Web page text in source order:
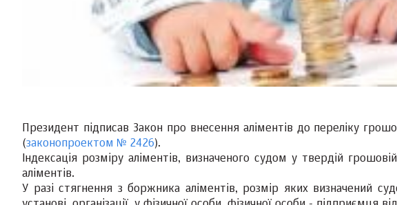
Президент підписав Закон про внесення аліментів до переліку
(законопроектом № 2426).
Індексація розміру аліментів, визначеного судом у твердій
аліментів.
У разі стягнення з боржника аліментів, розмір яких визначений